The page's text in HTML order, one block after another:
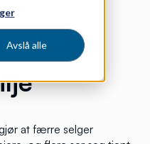
Avslå alle
skaper
at færre selger